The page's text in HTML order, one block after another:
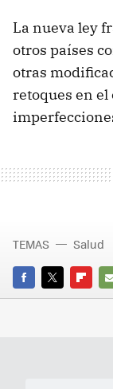
La nueva ley
otros países
otras
retoques en el
FACEBOOK
TWITTER
TEMAS Salud